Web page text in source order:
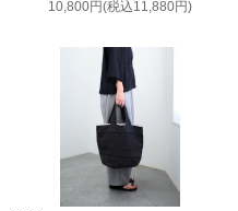
10,800円(税込11,880円)